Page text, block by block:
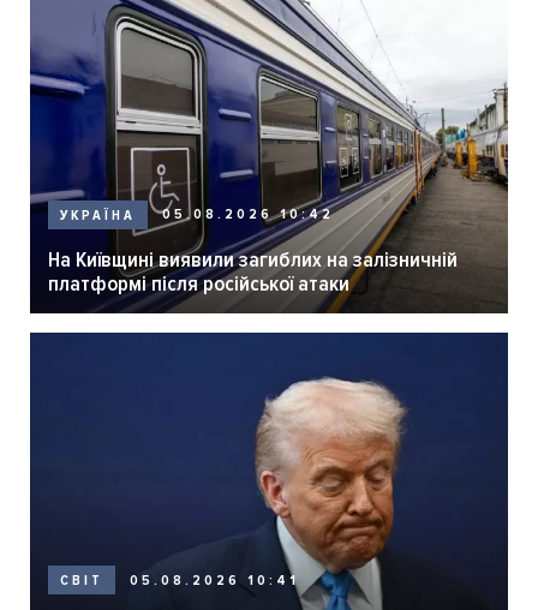
УКРАЇНА 05.08.2026 10:42
На Київщині виявили загиблих на залізничній
платформі після російської атаки
СВІТ 05.08.2026 10:41